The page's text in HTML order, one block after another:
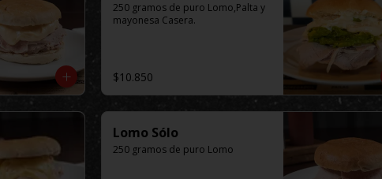
250 gramos de puro Lomo,Palta y
mayonesa Casera.
$10.850
Lomo Sólo
250 gramos de puro Lomo